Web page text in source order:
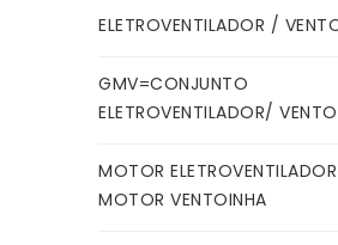
ELETROVENTILADOR /
GMV=CONJUNTO
ELETROVENTILADOR/
MOTOR
MOTOR VENTOINHA